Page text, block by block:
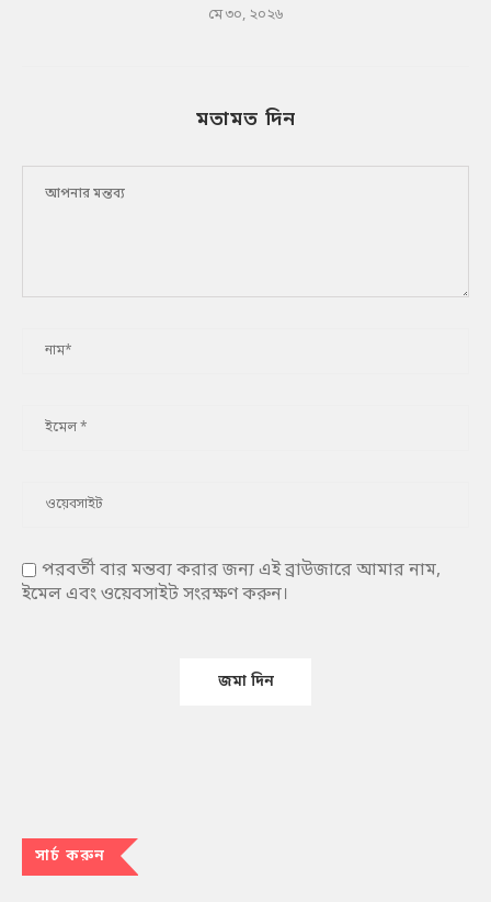
মে ৩০, ২০২৬
মতামত দিন
পরবর্তী বার মন্তব্য করার জন্য এই ব্রাউজারে আমার নাম,
ইমেল এবং ওয়েবসাইট সংরক্ষণ করুন।
সার্চ করুন